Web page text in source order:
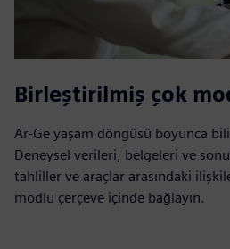
Birleştirilmiş çok
Ar-Ge yaşam döngüsü boyunca
Deneysel verileri, belgeleri ve
tahliller ve araçlar arasındaki
modlu çerçeve içinde bağlayın.